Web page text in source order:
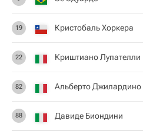
19 Кристобаль Хоркера
22 Криштиано Лупателли
82 Альберто Джилардино
88 Давиде Биондини